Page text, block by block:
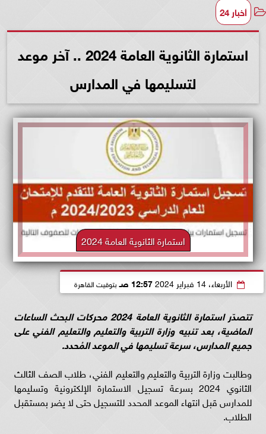
أخبار 24
استمارة الثانوية العامة 2024 .. آخر موعد
لتسليمها في المدارس
استمارة الثانوية العامة 2024
الأربعاء، 14 فبراير 2024 12:57 صـ بتوقيت القاهرة
تتصدّر استمارة الثانوية العامة 2024 محركات البحث الساعات
الماضية، بعد تنبيه وزارة التربية والتعليم والتعليم الفني على
جميع المدارس، سرعة تسليمها في الموعد المُحدد.
وطالبت وزارة التربية والتعليم والتعليم الفني، طلاب الصف الثالث
الثانوي 2024 بسرعة تسجيل الاستمارة الإلكترونية وتسليمها
للمدارس قبل انتهاء الموعد المحدد للتسجيل حتى لا يضر بمستقبل
الطلاب.